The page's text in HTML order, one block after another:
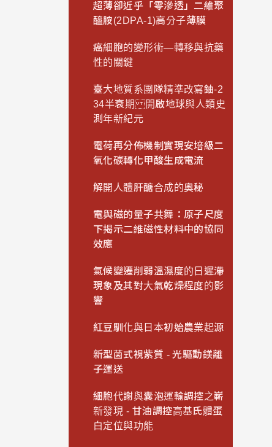
超薄卻近乎「零滲透」二維聚
醯胺(2DPA-1)高分子薄膜
癌細胞的變形術—轉移與抗藥
性的關鍵
臺大地質系團隊精準改寫鈾-2
34半衰期 開啟地球與人類史
測年新紀元
電荷再分佈機制實現安培級二
氧化碳轉化甲酸生成電流
解開人體肝醣合成的奧秘
電與磁的量子共舞：原子尺度
下揭示二維磁性材料中的協同
效應
氣候變遷削弱溫濕度的日遲滯
現象及其對大氣乾燥程度的影
響
紅豆馴化與日本初始農業起源
新型菌式視紫質 - 光驅動鎂離
子運送
細胞代謝與囊泡運輸調控之嶄
新發現 - 甘油調控高基氏體蛋
白定位與功能